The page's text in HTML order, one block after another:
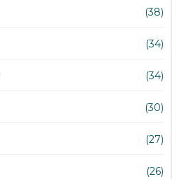
(38)
(34)
(34)
(30)
(27)
(26)